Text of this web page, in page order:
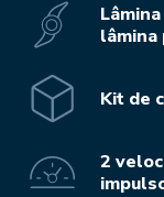
lâmina
Kit de
2